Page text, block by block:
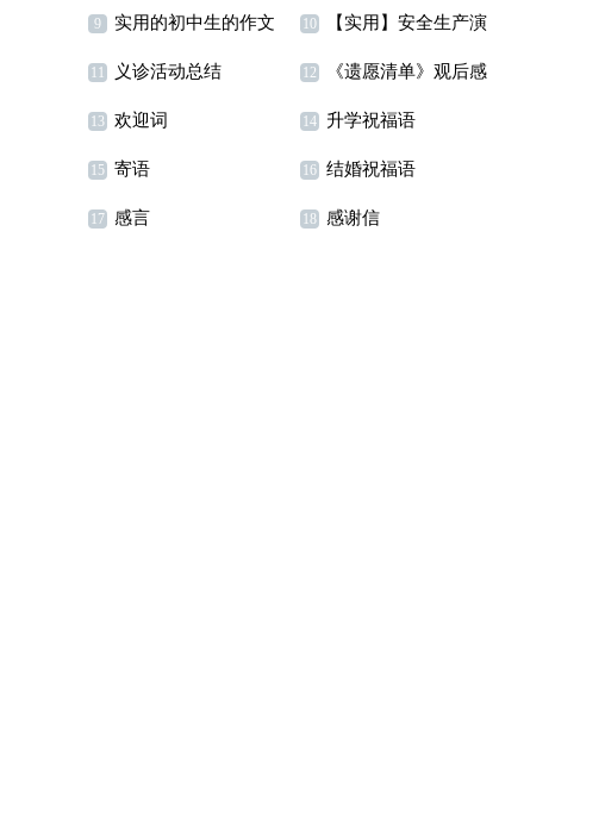
9 实用的初中生的作文
300字汇编5篇
10 【实用】安全生产演
讲稿四篇
11 义诊活动总结 12 《遗愿清单》观后感
13 欢迎词 14 升学祝福语
15 寄语 16 结婚祝福语
17 感言 18 感谢信